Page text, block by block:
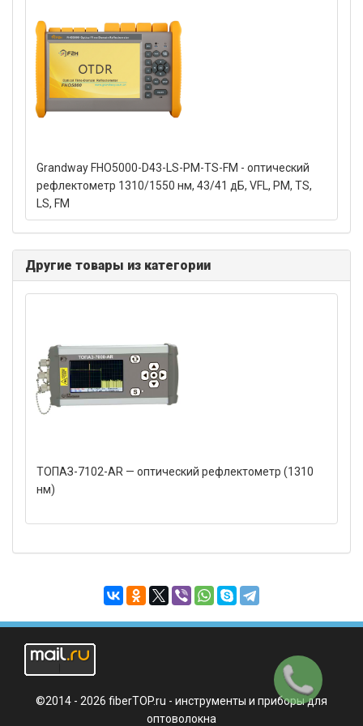
Grandway FHO5000-D43-LS-PM-TS-FM - оптический
рефлектометр 1310/1550 нм, 43/41 дБ, VFL, PM, TS,
LS, FM
Другие товары из категории
ТОПАЗ-7102-AR — оптический рефлектометр (1310
нм)
©2014 - 2026 fiberTOP.ru - инструменты и приборы для
оптоволокна
Заказать
звонок